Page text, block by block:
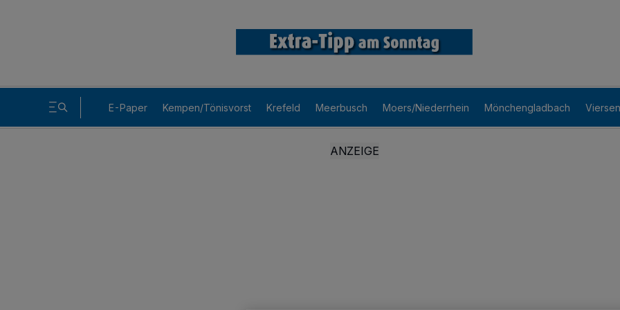
E-Paper Kempen/Tönisvorst Krefeld Meerbusch Moers/Niederrhein Mönchengladbach Viersen